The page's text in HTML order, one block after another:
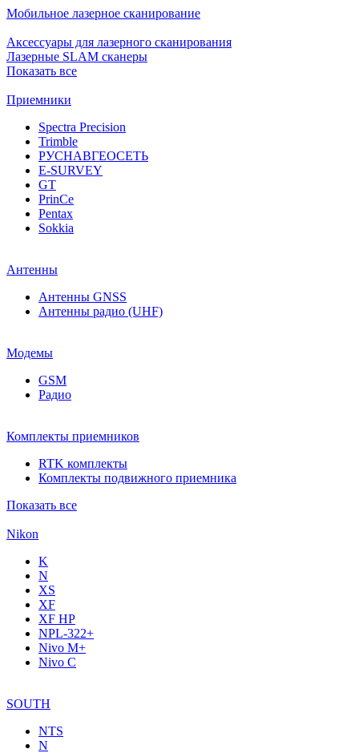
Мобильное лазерное сканирование
Аксессуары для лазерного сканирования
Лазерные SLAM сканеры
Показать все
Приемники
Spectra Precision
Trimble
РУСНАВГЕОСЕТЬ
E-SURVEY
GT
PrinCe
Pentax
Sokkia
Антенны
Антенны GNSS
Антенны радио (UHF)
Модемы
GSM
Радио
Комплекты приемников
RTK комплекты
Комплекты подвижного приемника
Показать все
Nikon
K
N
XS
XF
XF НР
NPL-322+
Nivo M+
Nivo C
SOUTH
NTS
N